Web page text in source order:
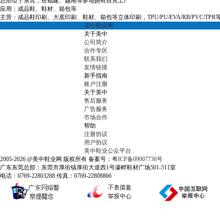
应用：成品鞋、鞋材、箱包等
主营：成品鞋印刷、大底印刷、鞋材、箱包等立体印刷，TPU/PU/EVA/RB/PVC/TPR
美中鞋业网
关于美中
公司简介
合作专区
联系我们
友情链接
新手指南
账户注册
关于美中
售后服务
广告服务
市场合作
帮助
注册协议
用户协议
美中鞋业公众平台
2005-2026 @美中鞋业网 版权所有 备案号： 粤ICP备09007736号
广东东莞总部：东莞市厚街镇厚街大道西1号濠畔鞋材广场501-511室
电话：0769-22803288 传真：0769-22808866